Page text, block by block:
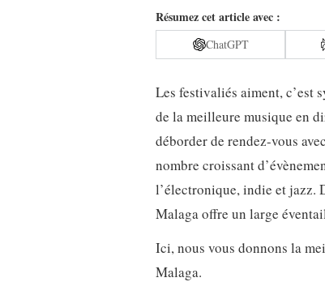
Résumez cet article avec :
ChatGPT
Les festivaliés aiment, c’est
de la meilleure musique en
déborder de rendez-vous
nombre croissant
l’électronique, indie et jazz.
Malaga offre un large
Ici, nous vous donnons la
Malaga.